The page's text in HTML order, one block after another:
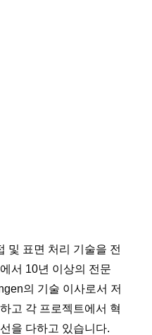
및 표면 처리 기술을 전
서 10년 이상의 전문
의 기술 이사로서 저
고 각 프로젝트에서 혁
을 다하고 있습니다.